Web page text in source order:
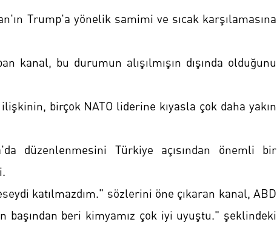
Trump'a yönelik samimi ve sıcak karşılamasına
kanal, bu durumun alışılmışın dışında olduğunu
birçok NATO liderine kıyasla çok daha yakın
düzenlenmesini Türkiye açısından önemli bir
katılmazdım." sözlerini öne çıkaran kanal, ABD
başından beri kimyamız çok iyi uyuştu." şeklindeki